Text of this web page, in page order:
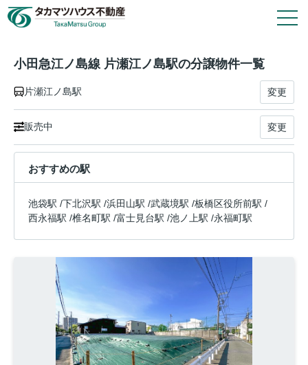
タカマツハウス物件
その他の仲介物件はこちら
タカマツハウス分譲物件のご案内や各種お手続き
は、タカマツハウス不動産株式会社が窓口として
対応いたします。
小田急江ノ島線 片瀬江ノ島駅の分譲物件一覧
片瀬江ノ島駅 変更
販売中 変更
おすすめの駅
池袋駅 /下北沢駅 /浜田山駅 /武蔵境駅 /板橋区役所前駅 /
西永福駅 /椎名町駅 /富士見台駅 /池ノ上駅 /永福町駅
1件 2 戸